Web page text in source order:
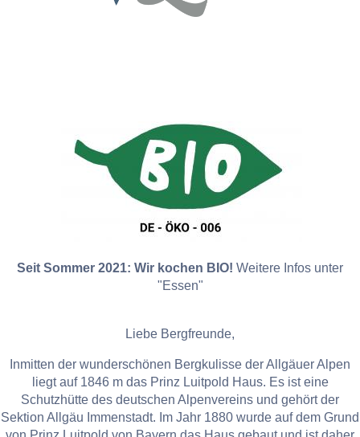
Seit Sommer 2021: Wir kochen BIO! Weitere Infos unter
"Essen"
Liebe Bergfreunde,
Inmitten der wunderschönen Bergkulisse der Allgäuer Alpen
liegt auf 1846 m das Prinz Luitpold Haus. Es ist eine
Schutzhütte des deutschen Alpenvereins und gehört der
Sektion Allgäu Immenstadt. Im Jahr 1880 wurde auf dem Grund